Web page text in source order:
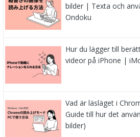
bilder | Texta och
Ondoku
Hur du lägger till
videor på iPhone |
Vad är läsläget i
Guide till hur det
bilder)